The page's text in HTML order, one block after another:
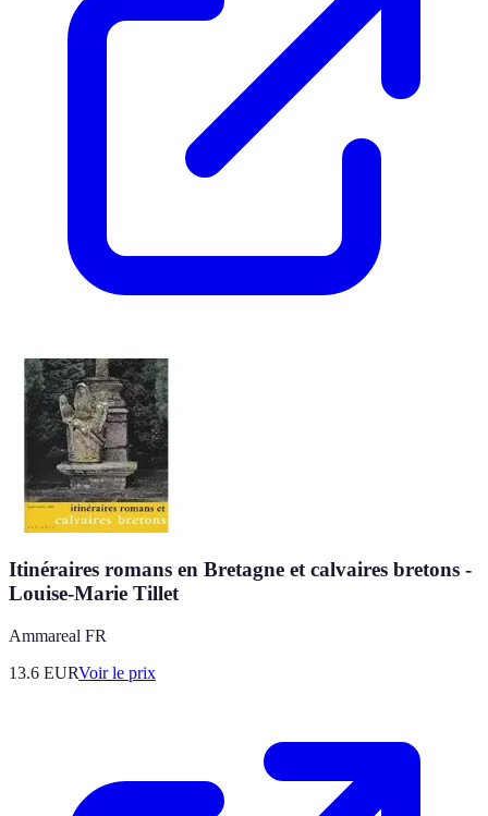
Itinéraires romans en Bretagne et calvaires bretons -
Louise-Marie Tillet
Ammareal FR
13.6 EURVoir le prix